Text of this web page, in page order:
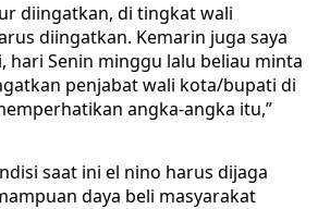
diingatkan, di tingkat wali
diingatkan. Kemarin juga saya
hari Senin minggu lalu beliau minta
penjabat wali kota/bupati di
angka-angka itu,”
saat ini el nino harus dijaga
daya beli masyarakat